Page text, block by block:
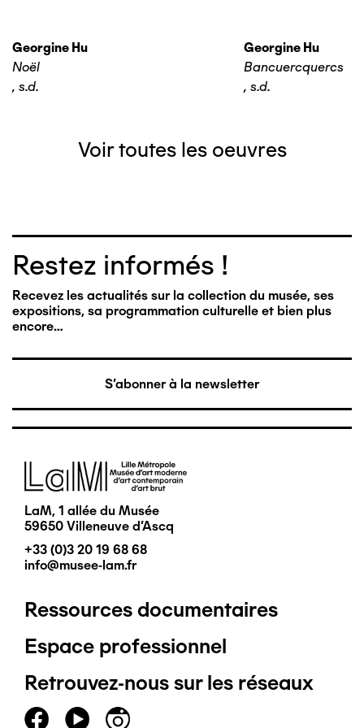
Georgine Hu
Noël
, s.d.
Georgine Hu
Bancuercquercs
, s.d.
Voir toutes les oeuvres
Restez informés !
Recevez les actualités sur la collection du musée, ses
expositions, sa programmation culturelle et bien plus
encore…
S'abonner à la newsletter
Image
LaM, 1 allée du Musée
59650 Villeneuve d'Ascq
+33 (0)3 20 19 68 68
info@musee-lam.fr
Pied
de
page
Ressources documentaires
Espace professionnel
Retrouvez-nous sur les réseaux